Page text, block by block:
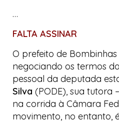
…
FALTA ASSINAR
O prefeito de
negociando os termos
pessoal da deputada
Silva (PODE), sua tutora
na corrida à Câmara
movimento, no entanto,